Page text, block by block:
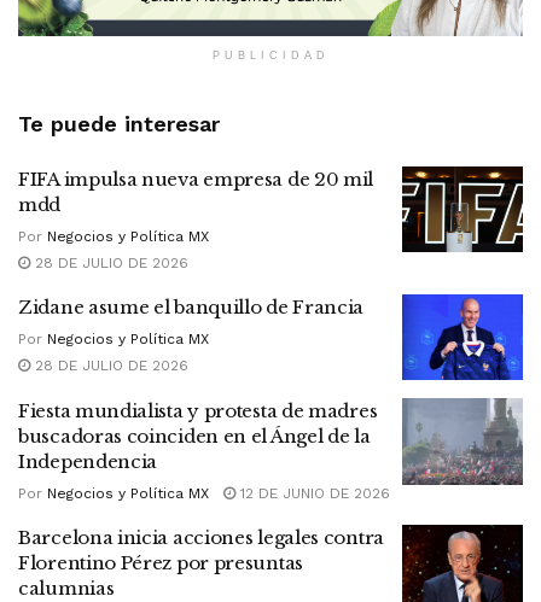
PUBLICIDAD
Te puede interesar
FIFA impulsa nueva empresa de 20 mil
mdd
Por Negocios y Política MX
28 DE JULIO DE 2026
Zidane asume el banquillo de Francia
Por Negocios y Política MX
28 DE JULIO DE 2026
Fiesta mundialista y protesta de madres
buscadoras coinciden en el Ángel de la
Independencia
Por Negocios y Política MX 12 DE JUNIO DE 2026
Barcelona inicia acciones legales contra
Florentino Pérez por presuntas
calumnias